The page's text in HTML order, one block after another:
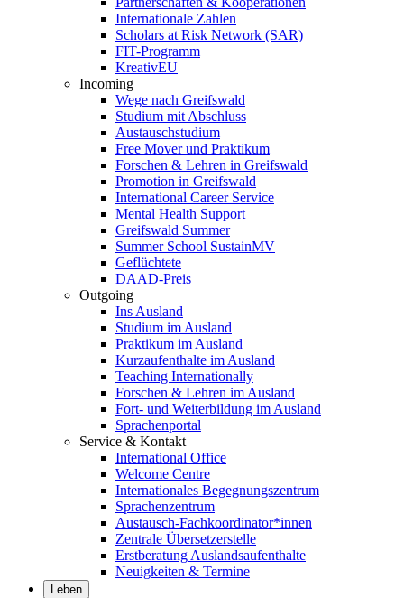
Internationale Zahlen
Scholars at Risk Network (SAR)
FIT-Programm
KreativEU
Incoming
Wege nach Greifswald
Studium mit Abschluss
Austauschstudium
Free Mover und Praktikum
Forschen & Lehren in Greifswald
Promotion in Greifswald
International Career Service
Mental Health Support
Greifswald Summer
Summer School SustainMV
Geflüchtete
DAAD-Preis
Outgoing
Ins Ausland
Studium im Ausland
Praktikum im Ausland
Kurzaufenthalte im Ausland
Teaching Internationally
Forschen & Lehren im Ausland
Fort- und Weiterbildung im Ausland
Sprachenportal
Service & Kontakt
International Office
Welcome Centre
Internationales Begegnungszentrum
Sprachenzentrum
Austausch-Fachkoordinator*innen
Zentrale Übersetzerstelle
Erstberatung Auslandsaufenthalte
Neuigkeiten & Termine
Leben